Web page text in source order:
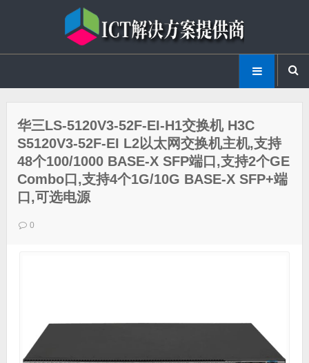
华三LS-5120V3-52F-EI-H1交换机 H3C
S5120V3-52F-EI L2以太网交换机主机,支持
48个100/1000 BASE-X SFP端口,支持2个GE
Combo口,支持4个1G/10G BASE-X SFP+端
口,可选电源
0